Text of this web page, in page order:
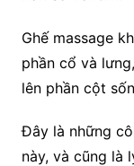
Ghế massage
phần cổ và
lên phần cột
Đây là những
này, và cũng là